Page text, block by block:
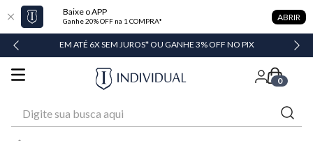
Baixe o APP
Ganhe 20% OFF na 1 COMPRA* ABRIR
EM ATÉ 6X SEM JUROS* OU GANHE 3% OFF NO PIX
0